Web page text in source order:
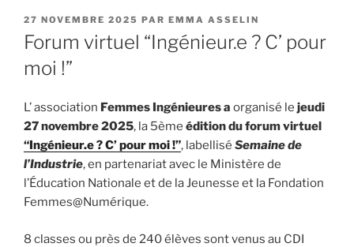
PUBLIÉ
LE
27 NOVEMBRE 2025 PAR EMMA ASSELIN
Forum virtuel “Ingénieur.e ? C’ pour
moi !”
L’ association Femmes Ingénieures a organisé le jeudi
27 novembre 2025, la 5ème édition du forum virtuel
“Ingénieur.e ? C’ pour moi !”, labellisé Semaine de
l’Industrie, en partenariat avec le Ministère de
l’Éducation Nationale et de la Jeunesse et la Fondation
Femmes@Numérique.
8 classes ou près de 240 élèves sont venus au CDI